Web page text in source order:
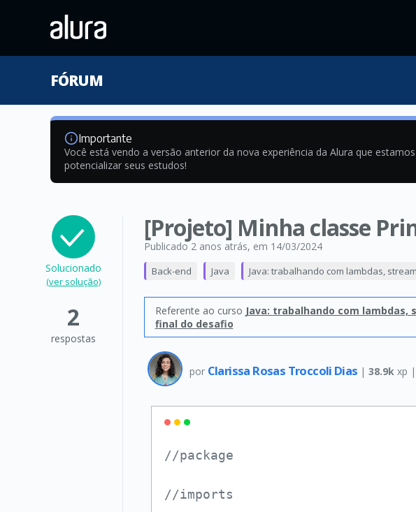
FÓRUM
Importante
Você está vendo a versão anterior da nova experiência da Alura que
potencializar seus estudos!
Solucionado
(ver solução)
2
respostas
[Projeto] Minha classe
Publicado 2 anos atrás, em 14/03/2024
Back-end Java Java: trabalhando com lambdas,
Referente ao curso Java: trabalhando com lambdas,
final do desafio
por Clarissa Rosas Troccoli Dias |38.9k xp |
//package
//imports